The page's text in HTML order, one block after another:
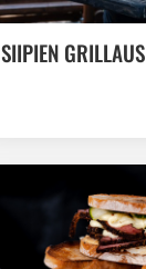
SIIPIEN GRILLAUS